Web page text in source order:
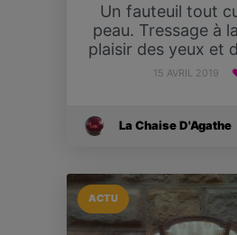
Un fauteuil tout
peau. Tressage à
plaisir des yeux et
15 AVRIL 2019
La Chaise D'Agathe
ACTU